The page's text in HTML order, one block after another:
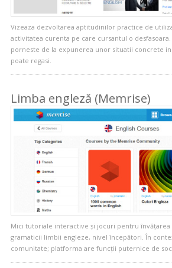
Vizeaza dezvoltarea aptitudinilor practice de
activitatea curenta pe care cursantul o
porneste de la expunerea unor situatii concrete
poate regasi.
Limba engleză (Memrise)
Mici tutoriale interactive și jocuri pentru învățarea
gramaticii limbii engleze, nivel începători. În
comunitate; platforma are funcții puternice de